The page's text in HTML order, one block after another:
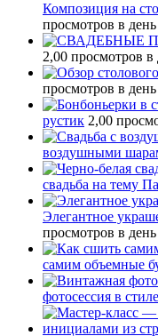
Композиция на
просмотров в день
2,00 просмотров в
просмотров в день
рустик 2,00
воздушными
свадьба на тему
Элегантное
просмотров в день
самим объемные
фотосессия в